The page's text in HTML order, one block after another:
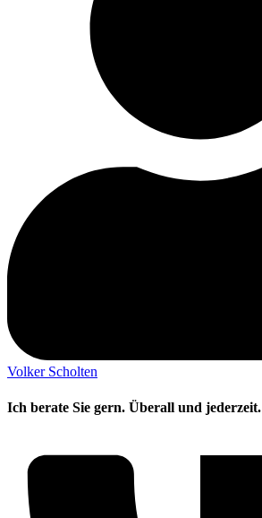
Volker Scholten
Ich berate Sie gern. Überall und jederzeit.